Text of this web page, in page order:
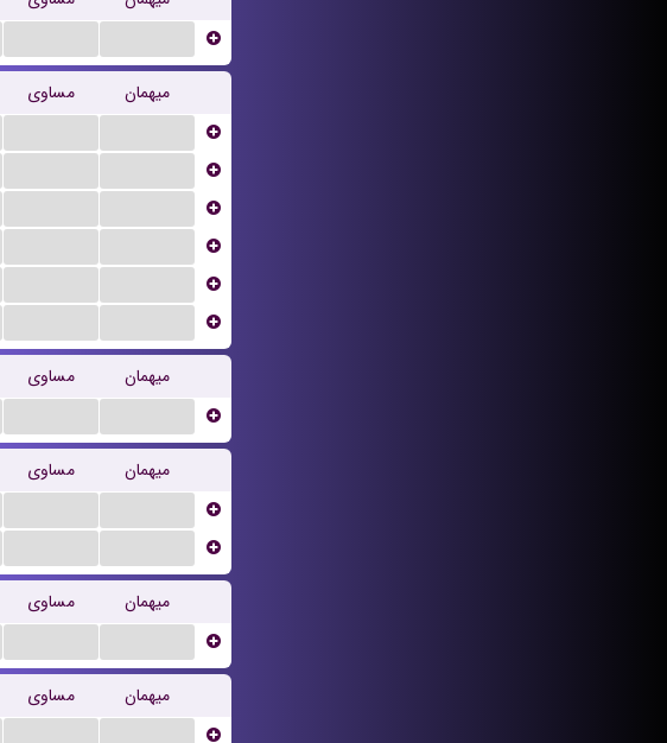
مساوی
میهمان
مساوی
میهمان
مساوی
میهمان
مساوی
میهمان
مساوی
میهمان